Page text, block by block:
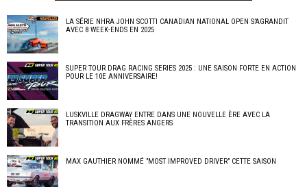
LA SÉRIE NHRA JOHN SCOTTI CANADIAN NATIONAL OPEN S’AGRANDIT
AVEC 8 WEEK-ENDS EN 2025
SUPER TOUR DRAG RACING SERIES 2025 : UNE SAISON FORTE EN ACTION
POUR LE 10E ANNIVERSAIRE!
LUSKVILLE DRAGWAY ENTRE DANS UNE NOUVELLE ÈRE AVEC LA
TRANSITION AUX FRÈRES ANGERS
MAX GAUTHIER NOMMÉ ”MOST IMPROVED DRIVER” CETTE SAISON